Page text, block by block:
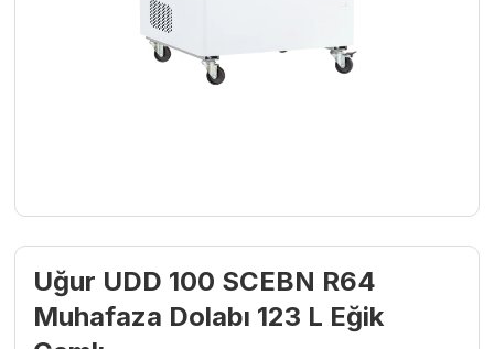
Uğur UDD 100 SCEBN R64
Muhafaza Dolabı 123 L Eğik